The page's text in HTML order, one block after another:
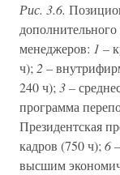
Рис. 3.6.
менеджеров: 1 –
ч);2 –
240 ч);3 –
программа
Президентская
кадров (750 ч);6 –
высшим